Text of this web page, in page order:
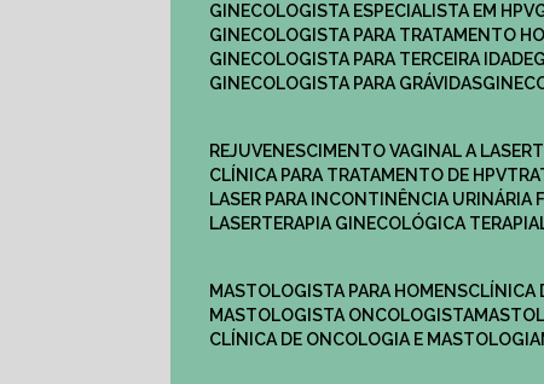
GINECOLOGISTA ESPECIALISTA EM HPV
GINECOLOGISTA PARA TRATAMENTO
GINECOLOGISTA PARA TERCEIRA IDADE
GINECOLOGISTA PARA GRÁVIDAS
REJUVENESCIMENTO VAGINAL A LASER
CLÍNICA PARA TRATAMENTO DE HPV
LASER PARA INCONTINÊNCIA URINÁRIA
LASERTERAPIA GINECOLÓGICA TERAPIA
MASTOLOGISTA PARA HOMENS
MASTOLOGISTA ONCOLOGISTA
CLÍNICA DE ONCOLOGIA E MASTOLOGIA